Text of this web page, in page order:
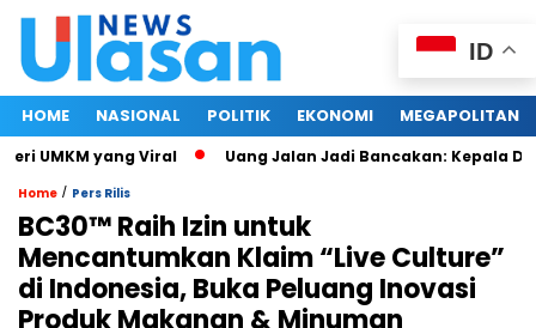
HOME NASIONAL POLITIK EKONOMI MEGAPOLITAN
yang Viral Uang Jalan Jadi Bancakan: Kepala Dinas
Home / Pers Rilis
BC30™ Raih Izin untuk
Mencantumkan Klaim “Live Culture”
di Indonesia, Buka Peluang Inovasi
ID